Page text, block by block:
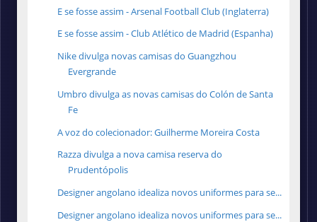
E se fosse assim - Arsenal Football Club (Inglaterra)
E se fosse assim - Club Atlético de Madrid (Espanha)
Nike divulga novas camisas do Guangzhou
Evergrande
Umbro divulga as novas camisas do Colón de Santa
Fe
A voz do colecionador: Guilherme Moreira Costa
Razza divulga a nova camisa reserva do
Prudentópolis
Designer angolano idealiza novos uniformes para se...
Designer angolano idealiza novos uniformes para se...